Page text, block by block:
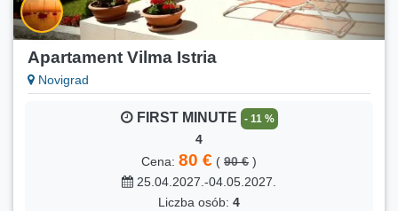
Apartament Vilma Istria
Novigrad
FIRST MINUTE - 11 %
4
Cena: 80 € ( 90 € )
25.04.2027.-04.05.2027.
Liczba osób: 4